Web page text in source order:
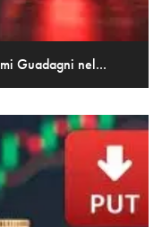
Guadagni nel...